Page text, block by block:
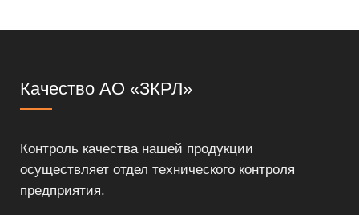
Качество АО «ЗКРЛ»
Контроль качества нашей продукции
осуществляет отдел технического контроля
предприятия.